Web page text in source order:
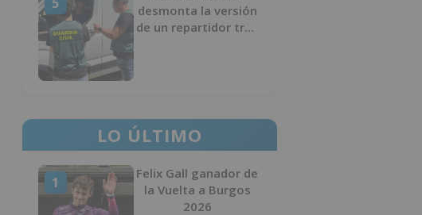
desmonta la versión
de un repartidor tras
LO ÚLTIMO
1
Felix Gall ganador de
la Vuelta a Burgos
2026